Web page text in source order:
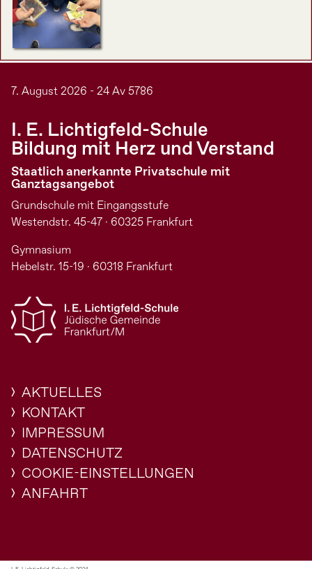
7. August 2026 - 24 Av 5786
I. E. Lichtigfeld-Schule
Bildung mit Herz und Verstand
Staatlich anerkannte Privatschule mit
Ganztagsangebot
Grundschule mit Eingangsstufe
Westendstr. 45-47 · 60325 Frankfurt
Gymnasium
Hebelstr. 15-19 · 60318 Frankfurt
AKTUELLES
KONTAKT
IMPRESSUM
DATENSCHUTZ
COOKIE-EINSTELLUNGEN
ANFAHRT